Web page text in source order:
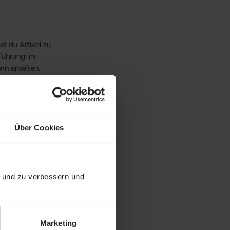
Über Cookies
zu verbessern und
Marketing
du Artikel zu
im
arbeiten.
und halten.